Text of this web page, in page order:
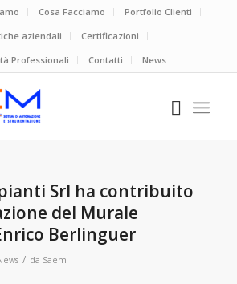
Cosa Facciamo
Portfolio Clienti
aziendali
Certificazioni
Professionali
Contatti News
Srl ha contribuito
del Murale
Berlinguer
/ da Saem